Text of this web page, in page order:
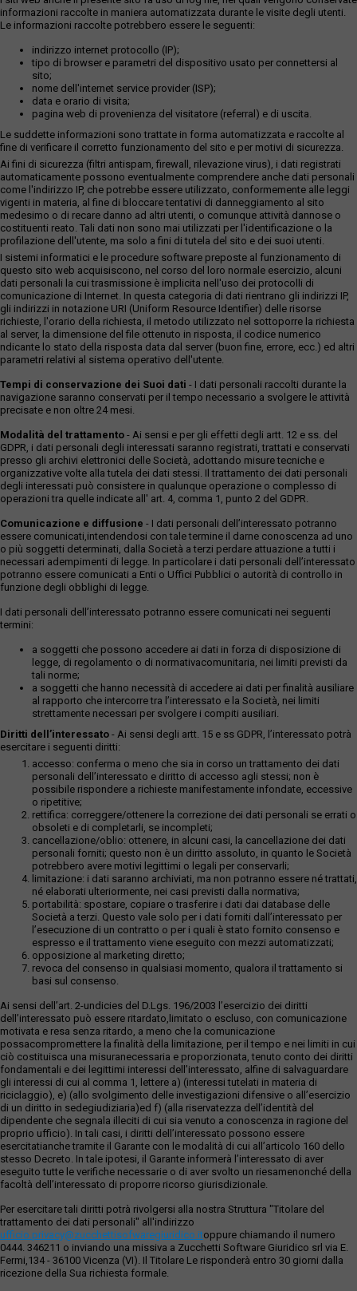
informazioni raccolte in maniera automatizzata durante le visite degli utenti.
Le informazioni raccolte potrebbero essere le seguenti:
indirizzo internet protocollo (IP);
tipo di browser e parametri del dispositivo usato per connettersi al
sito;
nome dell'internet service provider (ISP);
data e orario di visita;
pagina web di provenienza del visitatore (referral) e di uscita.
Le suddette informazioni sono trattate in forma automatizzata e raccolte al
fine di verificare il corretto funzionamento del sito e per motivi di sicurezza.
Ai fini di sicurezza (filtri antispam, firewall, rilevazione virus), i dati registrati
automaticamente possono eventualmente comprendere anche dati personali
come l'indirizzo IP, che potrebbe essere utilizzato, conformemente alle leggi
vigenti in materia, al fine di bloccare tentativi di danneggiamento al sito
medesimo o di recare danno ad altri utenti, o comunque attività dannose o
costituenti reato. Tali dati non sono mai utilizzati per l'identificazione o la
profilazione dell'utente, ma solo a fini di tutela del sito e dei suoi utenti.
I sistemi informatici e le procedure software preposte al funzionamento di
questo sito web acquisiscono, nel corso del loro normale esercizio, alcuni
dati personali la cui trasmissione è implicita nell'uso dei protocolli di
comunicazione di Internet. In questa categoria di dati rientrano gli indirizzi IP,
gli indirizzi in notazione URI (Uniform Resource Identifier) delle risorse
richieste, l'orario della richiesta, il metodo utilizzato nel sottoporre la richiesta
al server, la dimensione del file ottenuto in risposta, il codice numerico
ndicante lo stato della risposta data dal server (buon fine, errore, ecc.) ed altri
parametri relativi al sistema operativo dell'utente.
Tempi di conservazione dei Suoi dati - I dati personali raccolti durante la
navigazione saranno conservati per il tempo necessario a svolgere le attività
precisate e non oltre 24 mesi.
Modalità del trattamento - Ai sensi e per gli effetti degli artt. 12 e ss. del
GDPR, i dati personali degli interessati saranno registrati, trattati e conservati
presso gli archivi elettronici delle Società, adottando misure tecniche e
organizzative volte alla tutela dei dati stessi. Il trattamento dei dati personali
degli interessati può consistere in qualunque operazione o complesso di
operazioni tra quelle indicate all' art. 4, comma 1, punto 2 del GDPR.
Comunicazione e diffusione - I dati personali dell’interessato potranno
essere comunicati,intendendosi con tale termine il darne conoscenza ad uno
o più soggetti determinati, dalla Società a terzi perdare attuazione a tutti i
necessari adempimenti di legge. In particolare i dati personali dell’interessato
potranno essere comunicati a Enti o Uffici Pubblici o autorità di controllo in
funzione degli obblighi di legge.
I dati personali dell’interessato potranno essere comunicati nei seguenti
termini:
a soggetti che possono accedere ai dati in forza di disposizione di
legge, di regolamento o di normativacomunitaria, nei limiti previsti da
tali norme;
a soggetti che hanno necessità di accedere ai dati per finalità ausiliare
al rapporto che intercorre tra l’interessato e la Società, nei limiti
strettamente necessari per svolgere i compiti ausiliari.
Diritti dell’interessato - Ai sensi degli artt. 15 e ss GDPR, l’interessato potrà
esercitare i seguenti diritti:
accesso: conferma o meno che sia in corso un trattamento dei dati
personali dell’interessato e diritto di accesso agli stessi; non è
possibile rispondere a richieste manifestamente infondate, eccessive
o ripetitive;
rettifica: correggere/ottenere la correzione dei dati personali se errati o
obsoleti e di completarli, se incompleti;
cancellazione/oblio: ottenere, in alcuni casi, la cancellazione dei dati
personali forniti; questo non è un diritto assoluto, in quanto le Società
potrebbero avere motivi legittimi o legali per conservarli;
limitazione: i dati saranno archiviati, ma non potranno essere né trattati,
né elaborati ulteriormente, nei casi previsti dalla normativa;
portabilità: spostare, copiare o trasferire i dati dai database delle
Società a terzi. Questo vale solo per i dati forniti dall’interessato per
l’esecuzione di un contratto o per i quali è stato fornito consenso e
espresso e il trattamento viene eseguito con mezzi automatizzati;
opposizione al marketing diretto;
revoca del consenso in qualsiasi momento, qualora il trattamento si
basi sul consenso.
Ai sensi dell’art. 2-undicies del D.Lgs. 196/2003 l’esercizio dei diritti
dell’interessato può essere ritardato,limitato o escluso, con comunicazione
motivata e resa senza ritardo, a meno che la comunicazione
possacompromettere la finalità della limitazione, per il tempo e nei limiti in cui
ciò costituisca una misuranecessaria e proporzionata, tenuto conto dei diritti
fondamentali e dei legittimi interessi dell’interessato, alfine di salvaguardare
gli interessi di cui al comma 1, lettere a) (interessi tutelati in materia di
riciclaggio), e) (allo svolgimento delle investigazioni difensive o all’esercizio
di un diritto in sedegiudiziaria)ed f) (alla riservatezza dell’identità del
dipendente che segnala illeciti di cui sia venuto a conoscenza in ragione del
proprio ufficio). In tali casi, i diritti dell’interessato possono essere
esercitatianche tramite il Garante con le modalità di cui all’articolo 160 dello
stesso Decreto. In tale ipotesi, il Garante informerà l’interessato di aver
eseguito tutte le verifiche necessarie o di aver svolto un riesamenonché della
facoltà dell’interessato di proporre ricorso giurisdizionale.
Per esercitare tali diritti potrà rivolgersi alla nostra Struttura "Titolare del
trattamento dei dati personali" all'indirizzo
ufficio.privacy@zucchettisofwaregiuridico.itoppure chiamando il numero
0444. 346211 o inviando una missiva a Zucchetti Software Giuridico srl via E.
Fermi,134 - 36100 Vicenza (VI). Il Titolare Le risponderà entro 30 giorni dalla
ricezione della Sua richiesta formale.